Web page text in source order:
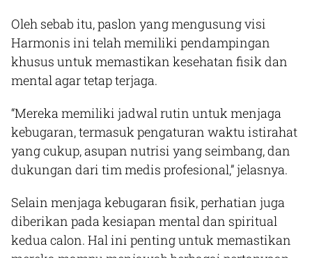
Oleh sebab itu, paslon yang mengusung visi
Harmonis ini telah memiliki pendampingan
khusus untuk memastikan kesehatan fisik dan
mental agar tetap terjaga.
“Mereka memiliki jadwal rutin untuk menjaga
kebugaran, termasuk pengaturan waktu istirahat
yang cukup, asupan nutrisi yang seimbang, dan
dukungan dari tim medis profesional,” jelasnya.
Selain menjaga kebugaran fisik, perhatian juga
diberikan pada kesiapan mental dan spiritual
kedua calon. Hal ini penting untuk memastikan